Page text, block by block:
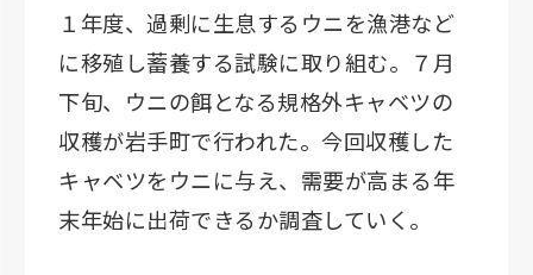
１年度、過剰に生息するウニを漁港など
に移殖し蓄養する試験に取り組む。７月
下旬、ウニの餌となる規格外キャベツの
収穫が岩手町で行われた。今回収穫した
キャベツをウニに与え、需要が高まる年
末年始に出荷できるか調査していく。